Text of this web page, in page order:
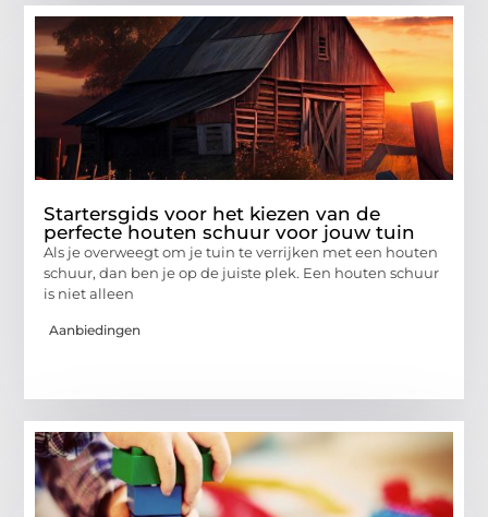
Startersgids voor het kiezen van de
perfecte houten schuur voor jouw tuin
Als je overweegt om je tuin te verrijken met een houten
schuur, dan ben je op de juiste plek. Een houten schuur
is niet alleen
Aanbiedingen